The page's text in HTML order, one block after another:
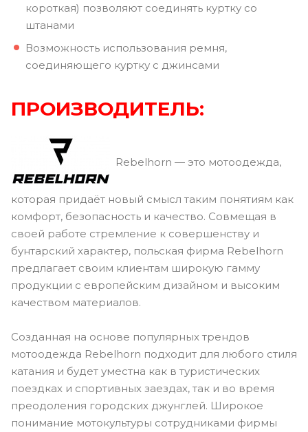
короткая) позволяют соединять куртку со
штанами
Возможность использования ремня,
соединяющего куртку с джинсами
ПРОИЗВОДИТЕЛЬ:
Rebelhorn — это мотоодежда,
которая придаёт новый смысл таким понятиям как
комфорт, безопасность и качество. Совмещая в
своей работе стремление к совершенству и
бунтарский характер, польская фирма Rebelhorn
предлагает своим клиентам широкую гамму
продукции с европейским дизайном и высоким
качеством материалов.
Созданная на основе популярных трендов
мотоодежда Rebelhorn подходит для любого стиля
катания и будет уместна как в туристических
поездках и спортивных заездах, так и во время
преодоления городских джунглей. Широкое
понимание мотокультуры сотрудниками фирмы